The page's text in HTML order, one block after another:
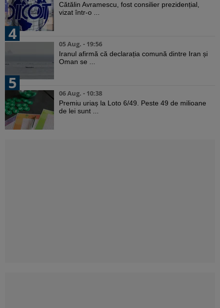
Cătălin Avramescu, fost consilier prezidențial,
vizat într-o ...
4
05 Aug. - 19:56
Iranul afirmă că declarația comună dintre Iran și
Oman se ...
5
06 Aug. - 10:38
Premiu uriaș la Loto 6/49. Peste 49 de milioane
de lei sunt ...